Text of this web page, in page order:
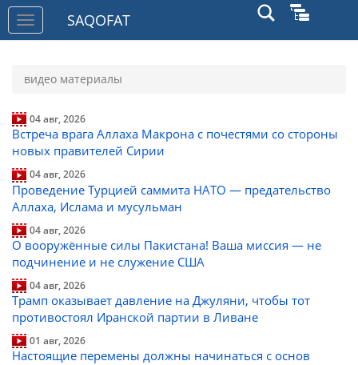
Toggle
navigation
SAQOFAT
видео материалы
04 авг, 2026
Встреча врага Аллаха Макрона с почестями со стороны
новых правителей Сирии
04 авг, 2026
Проведение Турцией саммита НАТО — предательство
Аллаха, Ислама и мусульман
04 авг, 2026
О вооружённые силы Пакистана! Ваша миссия — не
подчинение и не служение США
04 авг, 2026
Трамп оказывает давление на Джуляни, чтобы тот
противостоял Иранской партии в Ливане
01 авг, 2026
Настоящие перемены должны начинаться с основ